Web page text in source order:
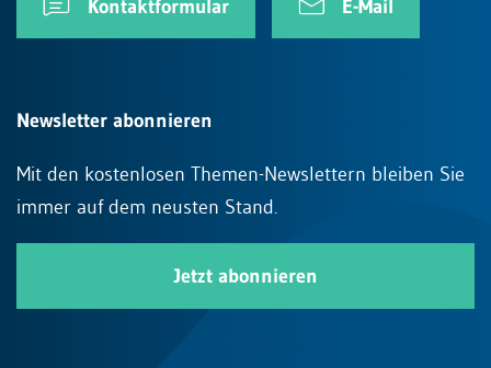
Kontaktformular E-Mail
Newsletter abonnieren
Mit den kostenlosen Themen-Newslettern bleiben Sie
immer auf dem neusten Stand.
Jetzt abonnieren